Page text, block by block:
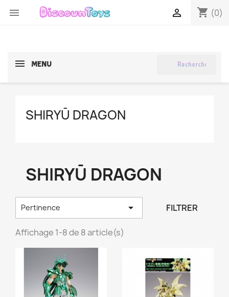
 shopping_cart (0)

MENU
SHIRYŪ DRAGON
SHIRYŪ DRAGON
Pertinence  FILTRER
Affichage 1-8 de 8 article(s)